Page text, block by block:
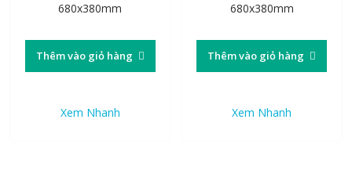
680x380mm
Thêm vào giỏ hàng
Xem Nhanh
680x380mm
Thêm vào giỏ hàng
Xem Nhanh